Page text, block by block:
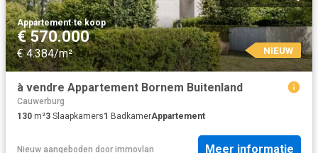
Appartement·te koop
€ 570.000
€ 4.384/m² NIEUW
à vendre Appartement Bornem Buitenland
Cauwerburg
130 m²3 Slaapkamers1 BadkamerAppartement
Nieuw aangeboden door immovlan Meer informatie